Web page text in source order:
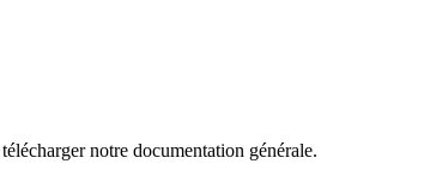
notre documentation générale.